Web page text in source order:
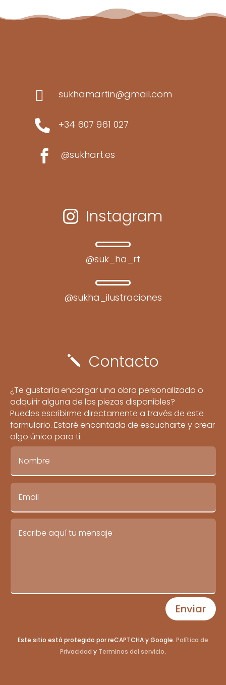
 sukhamartin@gmail.com
 +34 607 961 027
 @sukhart.es
 Instagram
@suk_ha_rt
@sukha_ilustraciones
j Contacto
¿Te gustaría encargar una obra personalizada o
adquirir alguna de las piezas disponibles?
Puedes escribirme directamente a través de este
formulario. Estaré encantada de escucharte y crear
algo único para ti.
Enviar
Este sitio está protegido por reCAPTCHA y Google. Política de
Privacidad yTerminos del servicio.